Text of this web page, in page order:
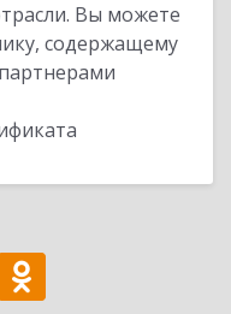
Вы можете
содержащему